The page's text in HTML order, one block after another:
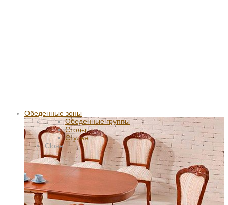
Обеденные зоны
Обеденные группы
Столы
Стулья
Close